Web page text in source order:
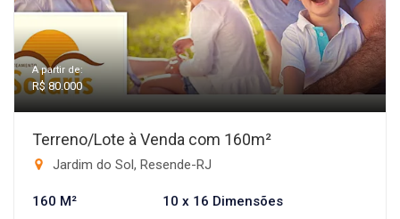
A partir de:
R$ 80.000
Terreno/Lote à Venda com 160m²
Jardim do Sol, Resende-RJ
160 M² 10 x 16 Dimensões